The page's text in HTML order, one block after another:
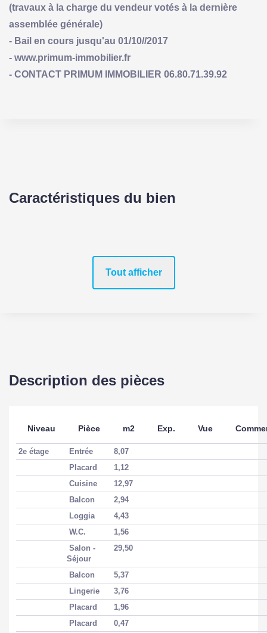
(travaux à la charge du vendeur votés à la dernière
assemblée générale)
- Bail en cours jusqu'au 01/10//2017
- www.primum-immobilier.fr
- CONTACT PRIMUM IMMOBILIER 06.80.71.39.92
Caractéristiques du bien
Tout afficher
Description des pièces
Niveau Pièce m2 Exp. Vue
2e étage Entrée
8,07
Placard
1,12
Cuisine
12,97
Balcon
2,94
Loggia
4,43
W.C.
1,56
Salon -
Séjour
29,50
Balcon
5,37
Lingerie
3,76
Placard
1,96
Placard
0,47